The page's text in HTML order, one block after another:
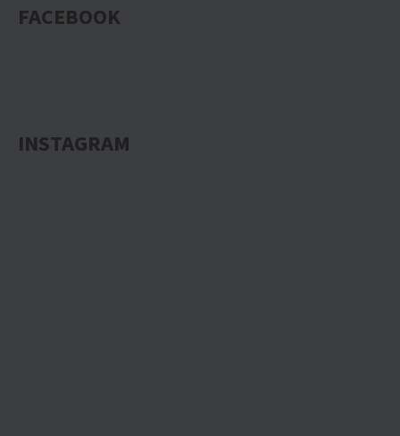
FACEBOOK
INSTAGRAM